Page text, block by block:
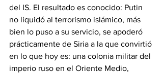
del IS. El resultado es conocido: Putin
no liquidó al terrorismo islámico, más
bien lo puso a su servicio, se apoderó
prácticamente de Siria a la que convirtió
en lo que hoy es: una colonia militar del
imperio ruso en el Oriente Medio,